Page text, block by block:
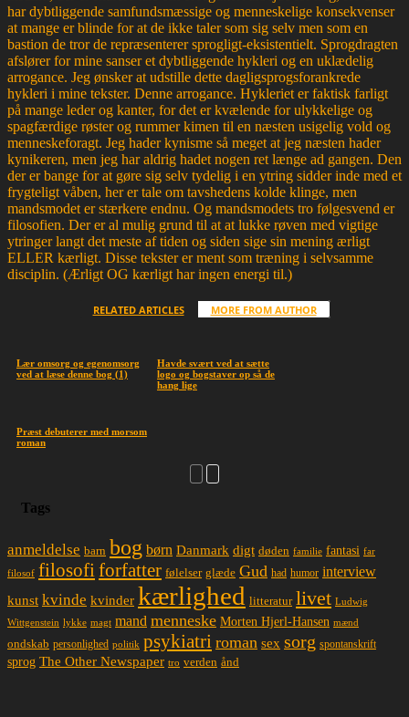
har dybtliggende samfundsmæssige og menneskelige konsekvenser
at mange er blinde for at de ikke taler som sig selv men som en
bastion de tror de repræsenterer sprogligt-eksistentielt. Sprogdragten
afslører for mine sanser et dybtliggende hykleri og en uklædelig
arrogance. Jeg ønsker at udstille dette dagligsprogsforankrede
hykleri i mine tekster. Denne arrogance. Hykleriet er faktisk farligt
på mange leder og kanter, for det er kvælende for ulykkelige og
spagfærdige røster og rummer kimen til en næsten usigelig vold og
menneskeforagt. Jeg hader kynisme så meget at jeg næsten hader
kynikeren, men jeg har aldrig hadet nogen ret længe ad gangen. Den
der er bange for at gøre sig selv tydelig i en ytring sidder inde med et
frygteligt våben, her er tale om tavshedens kolde klinge, men
mandsmodet er stærkere endnu. Og mandsmodets tro følgesvend er
filosofien. Der er al mulig grund til at at lukke røven med vigtige
ytringer langt det meste af tiden og siden sige sin mening ærligt
ELLER kærligt. Disse tekster er ment som træning i selvsamme
disciplin. (Ærligt OG kærligt har ingen energi til.)
RELATED ARTICLES MORE FROM AUTHOR
Lær omsorg og egenomsorg
ved at læse denne bog (1)
Havde svært ved at sætte
logo og bogstaver op så de
hang lige
Præst debuterer med morsom
roman
Tags
anmeldelse barn bog børn Danmark digt døden familie fantasi far
filosof filosofi forfatter følelser glæde Gud had humor interview
kunst kvinde kvinder kærlighed litteratur livet Ludwig
Wittgenstein lykke magt mand menneske Morten Hjerl-Hansen mænd
ondskab personlighed politik psykiatri roman sex sorg spontanskrift
sprog The Other Newspaper tro verden ånd